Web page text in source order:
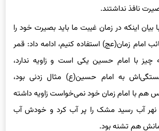
اینکه در زمان غیبت ما باید بصیرت خود را
امام زمان(عج) استفاده کنیم، ادامه داد: قمر
با امام حسین یکی است و زاویه ندارد،
به امام حسین(ع) مثال زدنی بود،
با امام زمان خود نمی‌خواست زاویه داشته
آب رسید مشک را پر آب کرد و خودش آب
هم تشنه بود.